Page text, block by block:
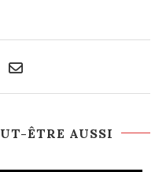
ÊTRE AUSSI